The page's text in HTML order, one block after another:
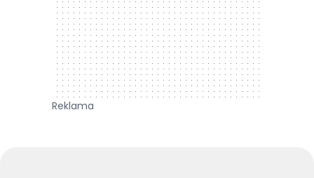
Reklama